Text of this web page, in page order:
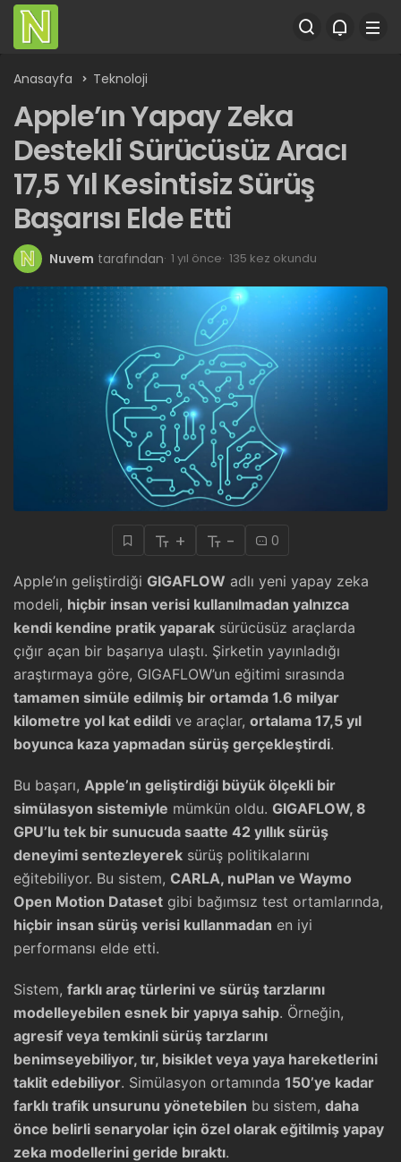
Anasayfa Teknoloji
Apple’ın Yapay Zeka
Destekli Sürücüsüz Aracı
17,5 Yıl Kesintisiz Sürüş
Başarısı Elde Etti
Nuvem tarafından 1 yıl önce 135 kez okundu
+ - 0
Apple’ın geliştirdiği GIGAFLOW adlı yeni yapay zeka
modeli, hiçbir insan verisi kullanılmadan yalnızca
kendi kendine pratik yaparak sürücüsüz araçlarda
çığır açan bir başarıya ulaştı. Şirketin yayınladığı
araştırmaya göre, GIGAFLOW’un eğitimi sırasında
tamamen simüle edilmiş bir ortamda 1.6 milyar
kilometre yol kat edildi ve araçlar, ortalama 17,5 yıl
boyunca kaza yapmadan sürüş gerçekleştirdi.
Bu başarı, Apple’ın geliştirdiği büyük ölçekli bir
simülasyon sistemiyle mümkün oldu. GIGAFLOW, 8
GPU’lu tek bir sunucuda saatte 42 yıllık sürüş
deneyimi sentezleyerek sürüş politikalarını
eğitebiliyor. Bu sistem, CARLA, nuPlan ve Waymo
Open Motion Dataset gibi bağımsız test ortamlarında,
hiçbir insan sürüş verisi kullanmadan en iyi
performansı elde etti.
Sistem, farklı araç türlerini ve sürüş tarzlarını
modelleyebilen esnek bir yapıya sahip. Örneğin,
agresif veya temkinli sürüş tarzlarını
benimseyebiliyor, tır, bisiklet veya yaya hareketlerini
taklit edebiliyor. Simülasyon ortamında 150’ye kadar
farklı trafik unsurunu yönetebilen bu sistem, daha
önce belirli senaryolar için özel olarak eğitilmiş yapay
zeka modellerini geride bıraktı.